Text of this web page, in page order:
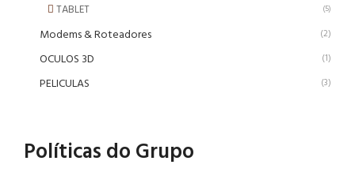
TABLET (5)
Modems & Roteadores (2)
OCULOS 3D (1)
PELICULAS (3)
Políticas do Grupo